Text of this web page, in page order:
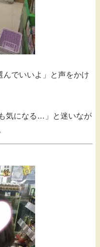
んでいいよ」と声をかけ
気になる…」と迷いなが